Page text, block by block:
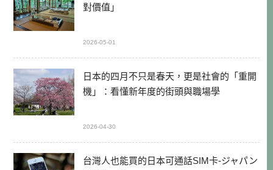
對價值」
2026-05-01
日本的四月不只是春天，更是社會的「重開
機」：看懂新年度的街頭與職場學
2026-04-30
台灣人也能買的日本可通話SIM卡-ジャパン